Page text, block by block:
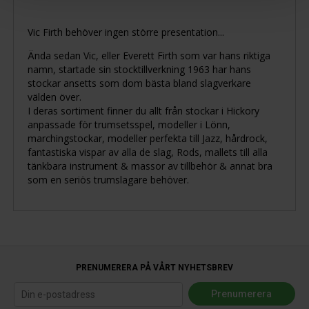
Vic Firth behöver ingen större presentation...
Ända sedan Vic, eller Everett Firth som var hans riktiga
namn, startade sin stocktillverkning 1963 har hans
stockar ansetts som dom bästa bland slagverkare
välden över.
I deras sortiment finner du allt från stockar i Hickory
anpassade för trumsetsspel, modeller i Lönn,
marchingstockar, modeller perfekta till Jazz, hårdrock,
fantastiska vispar av alla de slag, Rods, mallets till alla
tänkbara instrument & massor av tillbehör & annat bra
som en seriös trumslagare behöver.
PRENUMERERA PÅ VÅRT NYHETSBREV